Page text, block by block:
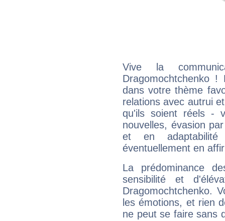
Vive la
Dragomochtchenko
dans votre thème
relations avec autrui
qu'ils soient réels -
nouvelles, évasion
et en
éventuellement en
La prédominance
sensibilité et
Dragomochtchenko.
les émotions, et rien
ne peut se faire sans